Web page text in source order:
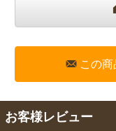
この
お客様レビュー